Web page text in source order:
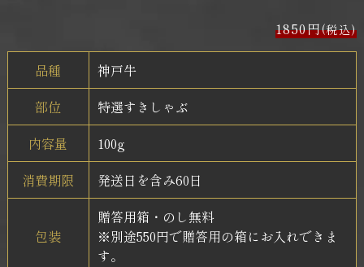
1850円(税込)
品種
神戸牛
部位
特選すきしゃぶ
内容量
100g
消費期限
発送日を含み60日
包装
贈答用箱・のし無料
※別途550円で贈答用の箱にお入れできま
す。